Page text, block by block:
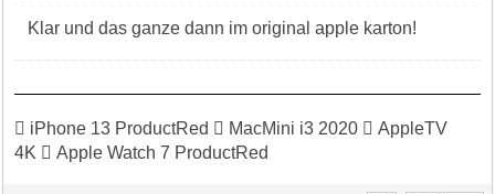
Klar und das ganze dann im original apple karton!
 iPhone 13 ProductRed  MacMini i3 2020  AppleTV
4K  Apple Watch 7 ProductRed